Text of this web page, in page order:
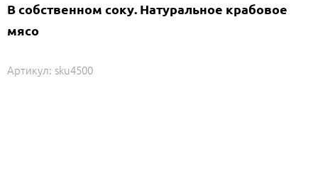
В собственном соку. Натуральное крабовое
мясо
Артикул: sku4500